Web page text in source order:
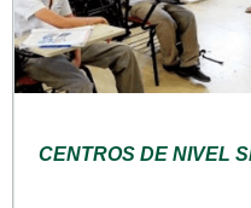
CENTROS DE NIVEL